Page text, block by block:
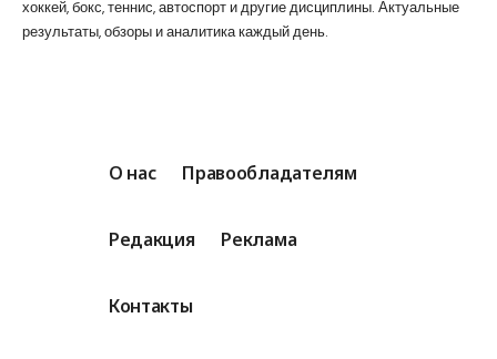
хоккей, бокс, теннис, автоспорт и другие дисциплины. Актуальные
результаты, обзоры и аналитика каждый день.
О нас Правообладателям
Редакция Реклама
Контакты